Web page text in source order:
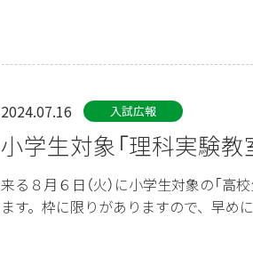
2024.07.16 入試広報
小学生対象「理科実験教
来る８月６日（火）に小学生対象の「高
ます。枠に限りがありますので、早め